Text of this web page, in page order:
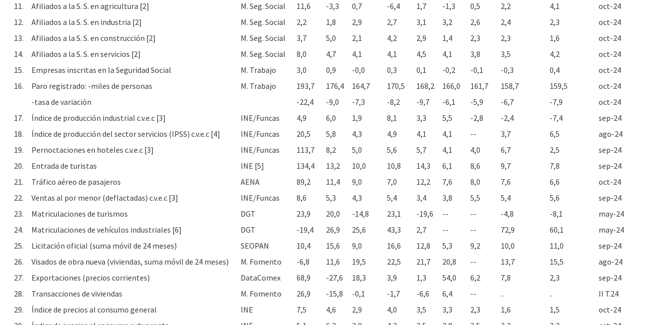
11.
Afiliados a la S. S. en agricultura [2] M. Seg. Social 11,6 -3,3 0,7 -6,4 1,7 -1,3 0,5 2,2 4,1
oct-24
12.
Afiliados a la S. S. en industria [2] M. Seg. Social 2,2 1,8 2,9 2,7 3,1 3,2 2,6 2,4 2,3
oct-24
13.
Afiliados a la S. S. en construcción [2] M. Seg. Social 3,7 5,0 2,1 4,2 2,9 1,4 2,3 2,3 1,6
oct-24
14.
Afiliados a la S. S. en servicios [2] M. Seg. Social 8,0 4,7 4,1 4,1 4,5 4,1 3,8 3,5 4,2
oct-24
15.
Empresas inscritas en la Seguridad Social M. Trabajo 3,0 0,9 -0,0 0,3 0,1 -0,2 -0,1 -0,3 0,4
oct-24
16.
Paro registrado: -miles de personas M. Trabajo 193,7 176,4 164,7 170,5 168,2 166,0 161,7 158,7 159,5
oct-24
-tasa de variación
-22,4 -9,0 -7,3 -8,2 -9,7 -6,1 -5,9 -6,7 -7,9
oct-24
17.
Índice de producción industrial c.v.e.c [3] INE/Funcas 4,9 6,0 1,9 8,1 3,3 5,5 -2,8 -2,4 -7,4
sep-24
18.
Índice de producción del sector servicios (IPSS) c.v.e.c [4] INE/Funcas 20,5 5,8 4,3 4,9 4,1 4,1 -- 3,7 6,5
ago-24
19.
Pernoctaciones en hoteles c.v.e.c [3] INE/Funcas 113,7 8,2 5,0 5,6 5,7 4,1 4,0 6,7 2,5
sep-24
20.
Entrada de turistas INE [5] 134,4 13,2 10,0 10,8 14,3 6,1 8,6 9,7 7,8
sep-24
21.
Tráfico aéreo de pasajeros AENA 89,2 11,4 9,0 7,0 12,2 7,6 8,0 7,6 6,6
oct-24
22.
Ventas al por menor (deflactadas) c.v.e.c [3] INE/Funcas 8,6 5,3 4,3 5,4 3,4 3,8 5,5 5,4 5,6
sep-24
23.
Matriculaciones de turismos DGT 23,9 20,0 -14,8 23,1 -19,6 -- -- -4,8 -8,1
may-24
24.
Matriculaciones de vehículos industriales [6] DGT -19,4 26,9 25,6 43,3 2,7 -- -- 72,9 60,1
may-24
25.
Licitación oficial (suma móvil de 24 meses) SEOPAN 10,4 15,6 9,0 16,6 12,8 5,3 9,2 10,0 11,0
sep-24
26.
Visados de obra nueva (viviendas, suma móvil de 24 meses) M. Fomento -6,8 11,6 19,5 22,5 21,7 20,8 -- 13,7 15,5
ago-24
27.
Exportaciones (precios corrientes) DataComex 68,9 -27,6 18,3 3,9 1,3 54,0 6,2 7,8 2,3
sep-24
28.
Transacciones de viviendas M. Fomento 26,9 -15,8 -0,1 -1,7 -6,6 6,4 -- .. ..
II T.24
29.
Índice de precios al consumo general INE 7,5 4,6 2,9 4,0 3,5 3,3 2,3 1,6 1,5
oct-24